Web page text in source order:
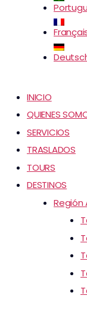
INICIO
QUIENES
SERVICIOS
TRASLADOS
TOURS
DESTINOS
Región